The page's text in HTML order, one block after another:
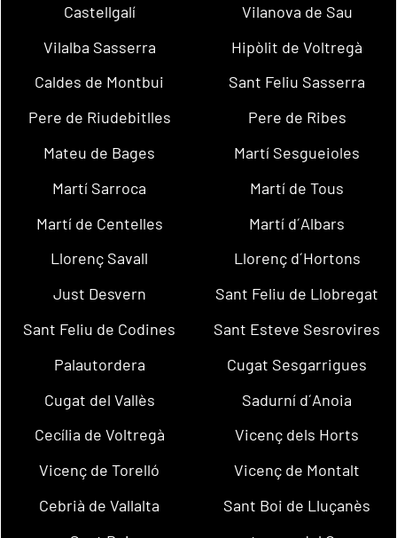
Castellgalí
Vilanova de Sau
Vilalba Sasserra
Hipòlit de Voltregà
Caldes de Montbui
Sant Feliu Sasserra
Pere de Riudebitlles
Pere de Ribes
Mateu de Bages
Martí Sesgueioles
Martí Sarroca
Martí de Tous
Martí de Centelles
Martí d´Albars
Llorenç Savall
Llorenç d´Hortons
Just Desvern
Sant Feliu de Llobregat
Sant Feliu de Codines
Sant Esteve Sesrovires
Palautordera
Cugat Sesgarrigues
Cugat del Vallès
Sadurní d´Anoia
Cecília de Voltregà
Vicenç dels Horts
Vicenç de Torelló
Vicenç de Montalt
Cebrià de Vallalta
Sant Boi de Lluçanès